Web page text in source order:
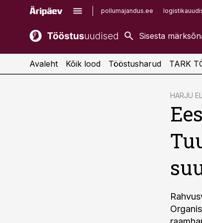
pollumajandus.ee
kaubandus.ee
kinnisvarauudised.ee
imelineajalugu.ee
Avaleht Kõik lood Tööstusharud TARK
HARJU